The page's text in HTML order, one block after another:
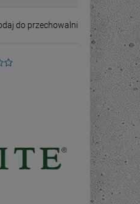
do przechowalni